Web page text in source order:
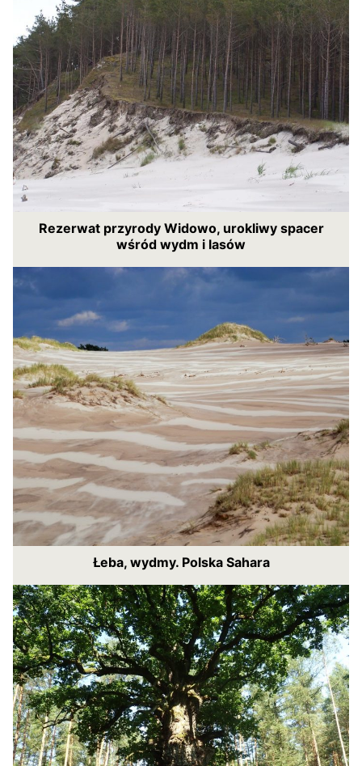
Rezerwat przyrody Widowo, urokliwy spacer
wśród wydm i lasów
Łeba, wydmy. Polska Sahara